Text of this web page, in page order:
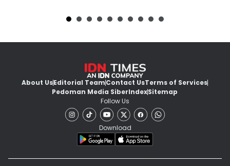
About UsEditorial TeamContact UsTerms of Services
Pedoman Media SiberIndexSitemap
Follow Us
Download